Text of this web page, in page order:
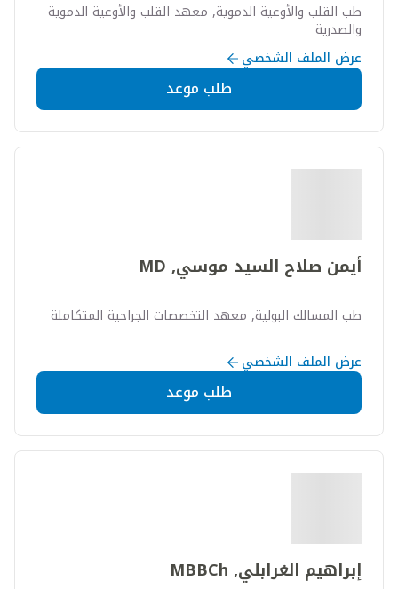
طب القلب والأوعية الدموية, معهد القلب والأوعية الدموية
والصدرية
عرض الملف الشخصي
طلب موعد
أيمن صلاح السيد موسي, MD
طب المسالك البولية, معهد التخصصات الجراحية المتكاملة
عرض الملف الشخصي
طلب موعد
إبراهيم الغرابلي, MBBCh